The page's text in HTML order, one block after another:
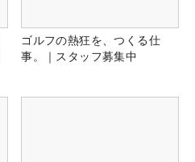
ゴルフの熱狂を、つくる仕
事。｜スタッフ募集中